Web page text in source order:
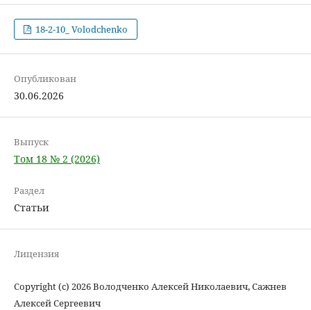
18-2-10_ Volodchenko
Опубликован
30.06.2026
Выпуск
Том 18 № 2 (2026)
Раздел
Статьи
Лицензия
Copyright (c) 2026 Володченко Алексей Николаевич, Сажнев
Алексей Сергеевич